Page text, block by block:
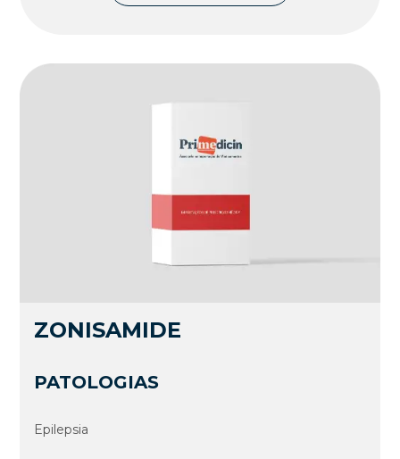
ZONISAMIDE
PATOLOGIAS
Epilepsia